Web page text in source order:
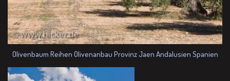
Olivenbaum Reihen Olivenanbau Provinz Jaen Andalusien Spanien